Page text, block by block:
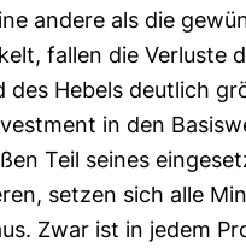
andere als die
fallen die Verluste
des Hebels deutlich
in den
Teil seines
setzen sich alle
Zwar ist in jedem